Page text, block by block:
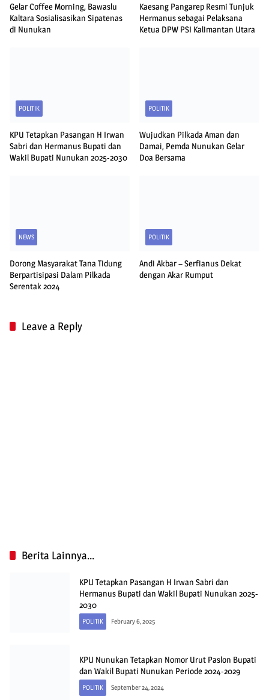
Gelar Coffee Morning, Bawaslu
Kaltara Sosialisasikan Sipatenas
di Nunukan
Kaesang Pangarep Resmi Tunjuk
Hermanus sebagai Pelaksana
Ketua DPW PSI Kalimantan Utara
POLITIK
KPU Tetapkan Pasangan H Irwan
Sabri dan Hermanus Bupati dan
Wakil Bupati Nunukan 2025-2030
POLITIK
Wujudkan Pilkada Aman dan
Damai, Pemda Nunukan Gelar
Doa Bersama
NEWS
Dorong Masyarakat Tana Tidung
Berpartisipasi Dalam Pilkada
Serentak 2024
POLITIK
Andi Akbar – Serfianus Dekat
dengan Akar Rumput
Leave a Reply
Berita Lainnya...
KPU Tetapkan Pasangan H Irwan Sabri dan
Hermanus Bupati dan Wakil Bupati Nunukan 2025-
2030
POLITIK February 6, 2025
KPU Nunukan Tetapkan Nomor Urut Paslon Bupati
dan Wakil Bupati Nunukan Periode 2024-2029
POLITIK September 24, 2024